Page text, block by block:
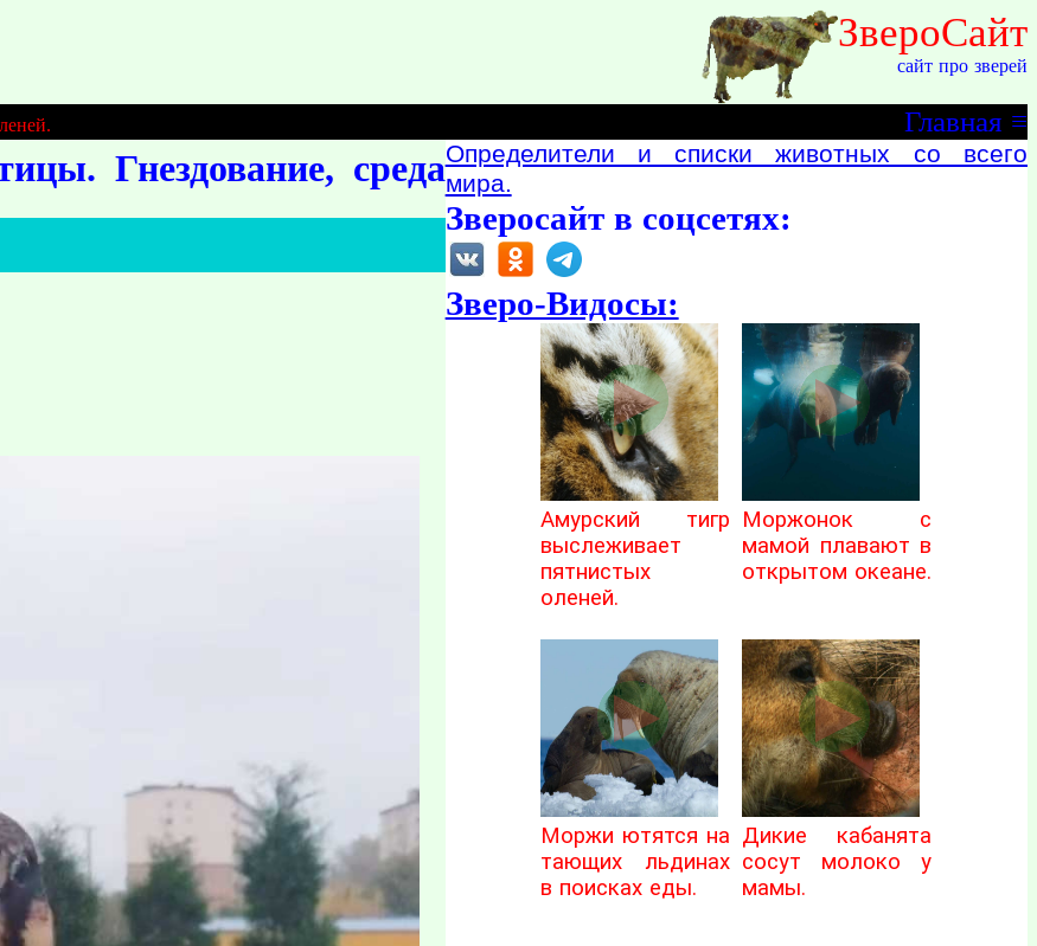
ЗвероСайт
сайт про зверей
≡
Главная
Гнездование, средаОпределители и списки животных со всего
мира.
Зверосайт в соцсетях:
Зверо-Видосы:
Амурский тигр
выслеживает
пятнистых
оленей.
Моржонок с
мамой плавают в
открытом океане.
Моржи ютятся на
тающих льдинах
в поисках еды.
Дикие кабанята
сосут молоко у
мамы.